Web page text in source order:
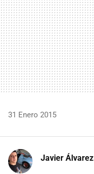
31 Enero 2015
Javier Álvarez